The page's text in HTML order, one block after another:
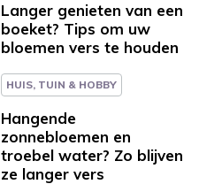
Langer genieten van een
boeket? Tips om uw
bloemen vers te houden
HUIS, TUIN & HOBBY
Hangende
zonnebloemen en
troebel water? Zo blijven
ze langer vers